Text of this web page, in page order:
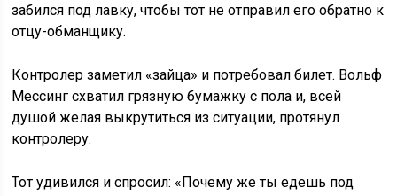
забился под лавку, чтобы тот не отправил его обратно к
отцу-обманщику.
Контролер заметил «зайца» и потребовал билет. Вольф
Мессинг схватил грязную бумажку с пола и, всей
душой желая выкрутиться из ситуации, протянул
контролеру.
Тот удивился и спросил: «Почему же ты едешь под